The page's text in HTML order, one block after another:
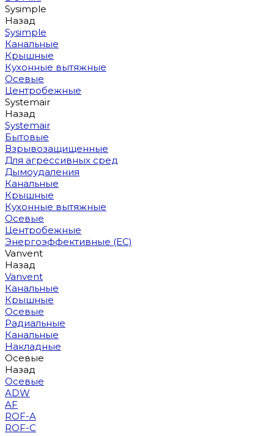
Sysimple
Назад
Sysimple
Канальные
Крышные
Кухонные вытяжные
Осевые
Центробежные
Systemair
Назад
Systemair
Бытовые
Взрывозащищенные
Для агрессивных сред
Дымоудаления
Канальные
Крышные
Кухонные вытяжные
Осевые
Центробежные
Энергоэффективные (EC)
Vanvent
Назад
Vanvent
Канальные
Крышные
Осевые
Радиальные
Канальные
Накладные
Осевые
Назад
Осевые
ADW
AF
ROF-A
ROF-C